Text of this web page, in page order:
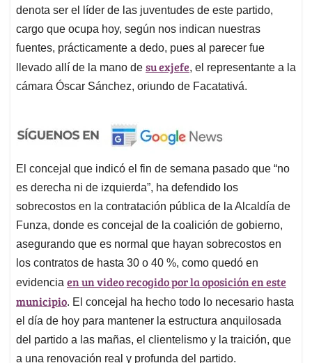
denota ser el líder de las juventudes de este partido,
cargo que ocupa hoy, según nos indican nuestras
fuentes, prácticamente a dedo, pues al parecer fue
llevado allí de la mano de su exjefe, el representante a la
cámara Óscar Sánchez, oriundo de Facatativá.
El concejal que indicó el fin de semana pasado que “no
es derecha ni de izquierda”, ha defendido los
sobrecostos en la contratación pública de la Alcaldía de
Funza, donde es concejal de la coalición de gobierno,
asegurando que es normal que hayan sobrecostos en
los contratos de hasta 30 o 40 %, como quedó en
evidencia en un video recogido por la oposición en este
municipio. El concejal ha hecho todo lo necesario hasta
el día de hoy para mantener la estructura anquilosada
del partido a las mañas, el clientelismo y la traición, que
a una renovación real y profunda del partido.